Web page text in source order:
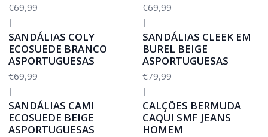
€69,99 €69,99
|
SANDÁLIAS COLY
ECOSUEDE BRANCO
ASPORTUGUESAS
€69,99
|
SANDÁLIAS CLEEK EM
BUREL BEIGE
ASPORTUGUESAS
€79,99
|
SANDÁLIAS CAMI
ECOSUEDE BEIGE
ASPORTUGUESAS
|
CALÇÕES BERMUDA
CAQUI SMF JEANS
HOMEM